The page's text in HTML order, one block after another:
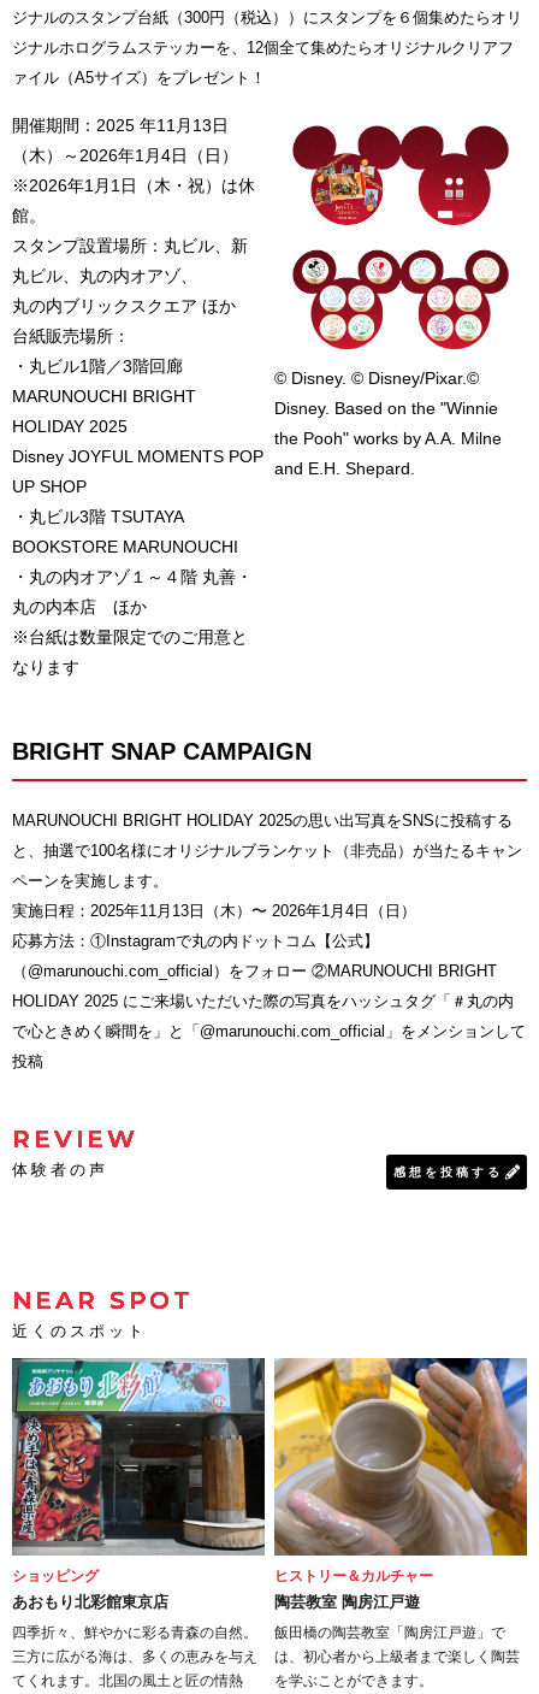
ジナルのスタンプ台紙（300円（税込））にスタンプを６個集めたらオリ
ジナルホログラムステッカーを、12個全て集めたらオリジナルクリアフ
ァイル（A5サイズ）をプレゼント！
開催期間：2025 年11月13日
（木）～2026年1月4日（日）
※2026年1月1日（木・祝）は休
館。
スタンプ設置場所：丸ビル、新
丸ビル、丸の内オアゾ、
丸の内ブリックスクエア ほか
台紙販売場所：
・丸ビル1階／3階回廊
MARUNOUCHI BRIGHT
HOLIDAY 2025
Disney JOYFUL MOMENTS POP
UP SHOP
・丸ビル3階 TSUTAYA
BOOKSTORE MARUNOUCHI
・丸の内オアゾ１～４階 丸善・
丸の内本店 ほか
※台紙は数量限定でのご用意と
なります
© Disney. © Disney/Pixar.©
Disney. Based on the "Winnie
the Pooh" works by A.A. Milne
and E.H. Shepard.
BRIGHT SNAP CAMPAIGN
MARUNOUCHI BRIGHT HOLIDAY 2025の思い出写真をSNSに投稿する
と、抽選で100名様にオリジナルブランケット（非売品）が当たるキャン
ペーンを実施します。
実施日程：2025年11月13日（木）〜 2026年1月4日（日）
応募方法：①Instagramで丸の内ドットコム【公式】
（@marunouchi.com_official）をフォロー ②MARUNOUCHI BRIGHT
HOLIDAY 2025 にご来場いただいた際の写真をハッシュタグ「＃丸の内
で心ときめく瞬間を」と「@marunouchi.com_official」をメンションして
投稿
REVIEW
体験者の声 感想を投稿する
NEAR SPOT
近くのスポット
ショッピング
あおもり北彩館東京店
四季折々、鮮やかに彩る青森の自然。
三方に広がる海は、多くの恵みを与え
てくれます。北国の風土と匠の情熱
ヒストリー＆カルチャー
陶芸教室 陶房江戸遊
飯田橋の陶芸教室「陶房江戸遊」で
は、初心者から上級者まで楽しく陶芸
を学ぶことができます。